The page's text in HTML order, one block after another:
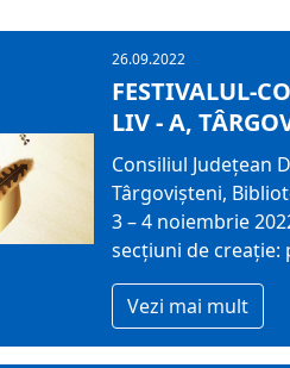
26.09.2022
FESTIVALUL-
LIV - A,
Consiliul Judeţean
Târgovişteni,
3 – 4 noiembrie
secţiuni de creaţie:
Vezi mai mult